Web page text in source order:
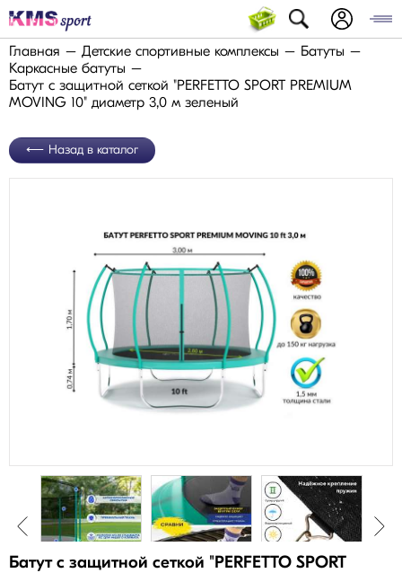
Главная Детские спортивные комплексы
Батуты
Каркасные батуты
Батут с защитной сеткой "PERFETTO SPORT PREMIUM
MOVING 10" диаметр 3,0 м зеленый
Назад в каталог
Батут с защитной сеткой "PERFETTO SPORT